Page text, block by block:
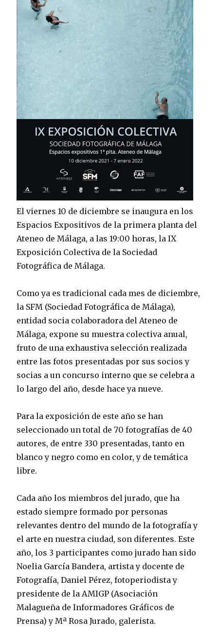
El viernes 10 de diciembre se inaugura en los
Espacios Expositivos de la primera planta del
Ateneo de Málaga, a las 19:00 horas, la IX
Exposición Colectiva de la Sociedad
Fotográfica de Málaga.
Como ya es tradicional cada mes de diciembre,
la SFM (Sociedad Fotográfica de Málaga),
entidad socia colaboradora del Ateneo de
Málaga, expone su muestra colectiva anual,
fruto de una exhaustiva selección realizada
entre las fotos presentadas por sus socios y
socias a un concurso interno que se celebra a
lo largo del año, desde hace ya nueve.
Para la exposición de este año se han
seleccionado un total de 70 fotografías de 40
autores, de entre 330 presentadas, tanto en
blanco y negro como en color, y de temática
libre.
Cada año los miembros del jurado, que ha
estado siempre formado por personas
relevantes dentro del mundo de la fotografía y
el arte en nuestra ciudad, son diferentes. Este
año, los 3 participantes como jurado han sido
Noelia García Bandera, artista y docente de
Fotografía, Daniel Pérez, fotoperiodista y
presidente de la AMIGP (Asociación
Malagueña de Informadores Gráficos de
Prensa) y Mª Rosa Jurado, galerista.